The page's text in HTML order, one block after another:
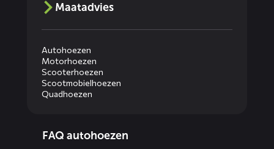
Maatadvies
Autohoezen
Motorhoezen
Scooterhoezen
Scootmobielhoezen
Quadhoezen
menusFAQ autohoezen